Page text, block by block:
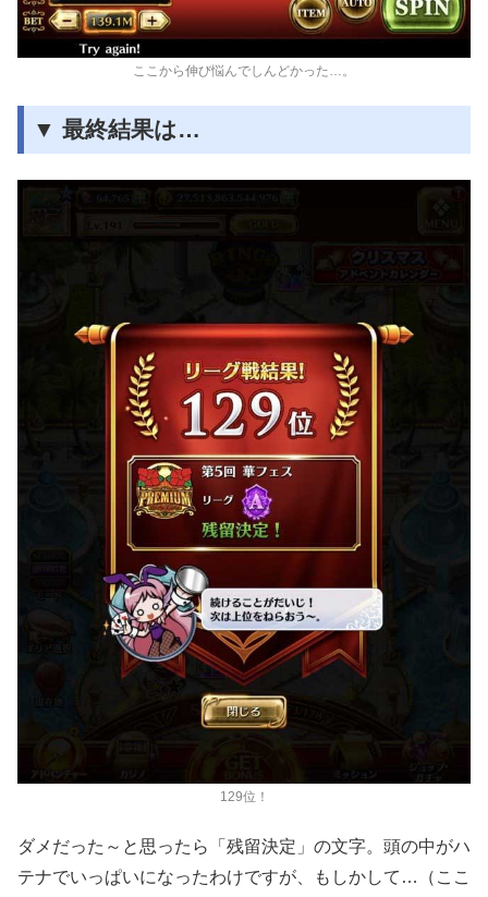
ここから伸び悩んでしんどかった…。
▼ 最終結果は…
129位！
ダメだった～と思ったら「残留決定」の文字。頭の中がハ
テナでいっぱいになったわけですが、もしかして…（ここ